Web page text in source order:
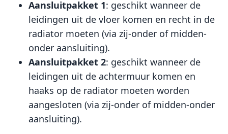
Aansluitpakket 1: geschikt wanneer de
leidingen uit de vloer komen en recht in de
radiator moeten (via zij-onder of midden-
onder aansluiting).
Aansluitpakket 2: geschikt wanneer de
leidingen uit de achtermuur komen en
haaks op de radiator moeten worden
aangesloten (via zij-onder of midden-onder
aansluiting).